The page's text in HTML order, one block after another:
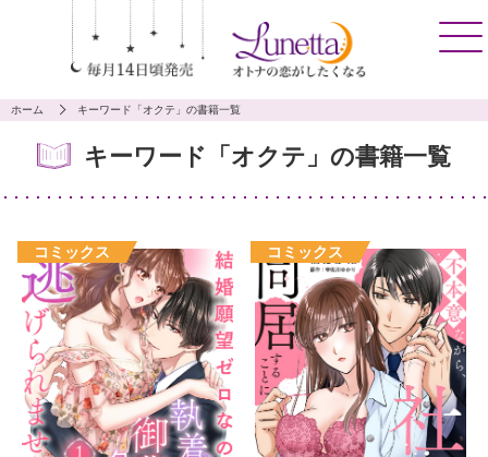
ホーム キーワード「オクテ」の書籍一覧
キーワード「オクテ」の書籍一覧